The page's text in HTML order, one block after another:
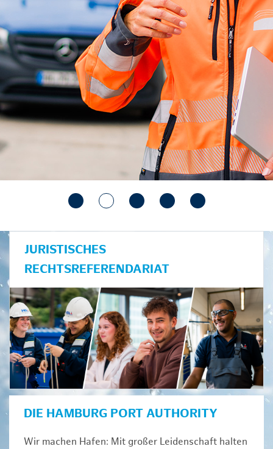
JURISTISCHES
RECHTSREFERENDARIAT
DIE HAMBURG PORT AUTHORITY
Wir machen Hafen: Mit großer Leidenschaft halten